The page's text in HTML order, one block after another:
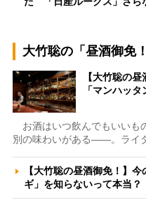
大竹聡の「昼酒御免！
【大竹聡の
「マンハッ
お酒はいつ飲んでもいいも
別の味わいがある――。ライ
【大竹聡の昼酒御免！】
ギ」を知らないって本当